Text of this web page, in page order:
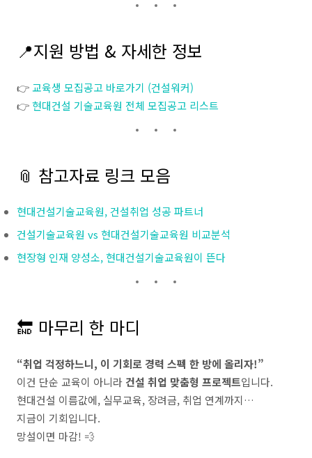
📍지원 방법 & 자세한 정보
👉교육생 모집공고 바로가기 (건설워커)
👉현대건설 기술교육원 전체 모집공고 리스트
📎 참고자료 링크 모음
현대건설기술교육원, 건설취업 성공 파트너
건설기술교육원 vs 현대건설기술교육원 비교분석
현장형 인재 양성소, 현대건설기술교육원이 뜬다
🔚 마무리 한 마디
“취업 걱정하느니, 이 기회로 경력 스펙 한 방에 올리자!”
이건 단순 교육이 아니라 건설 취업 맞춤형 프로젝트입니다.
현대건설 이름값에, 실무교육, 장려금, 취업 연계까지…
지금이 기회입니다.
망설이면 마감! 💨